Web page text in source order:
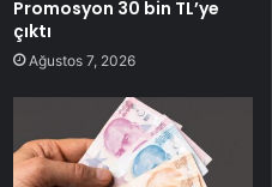
Promosyon 30 bin TL’ye
çıktı
Ağustos 7, 2026